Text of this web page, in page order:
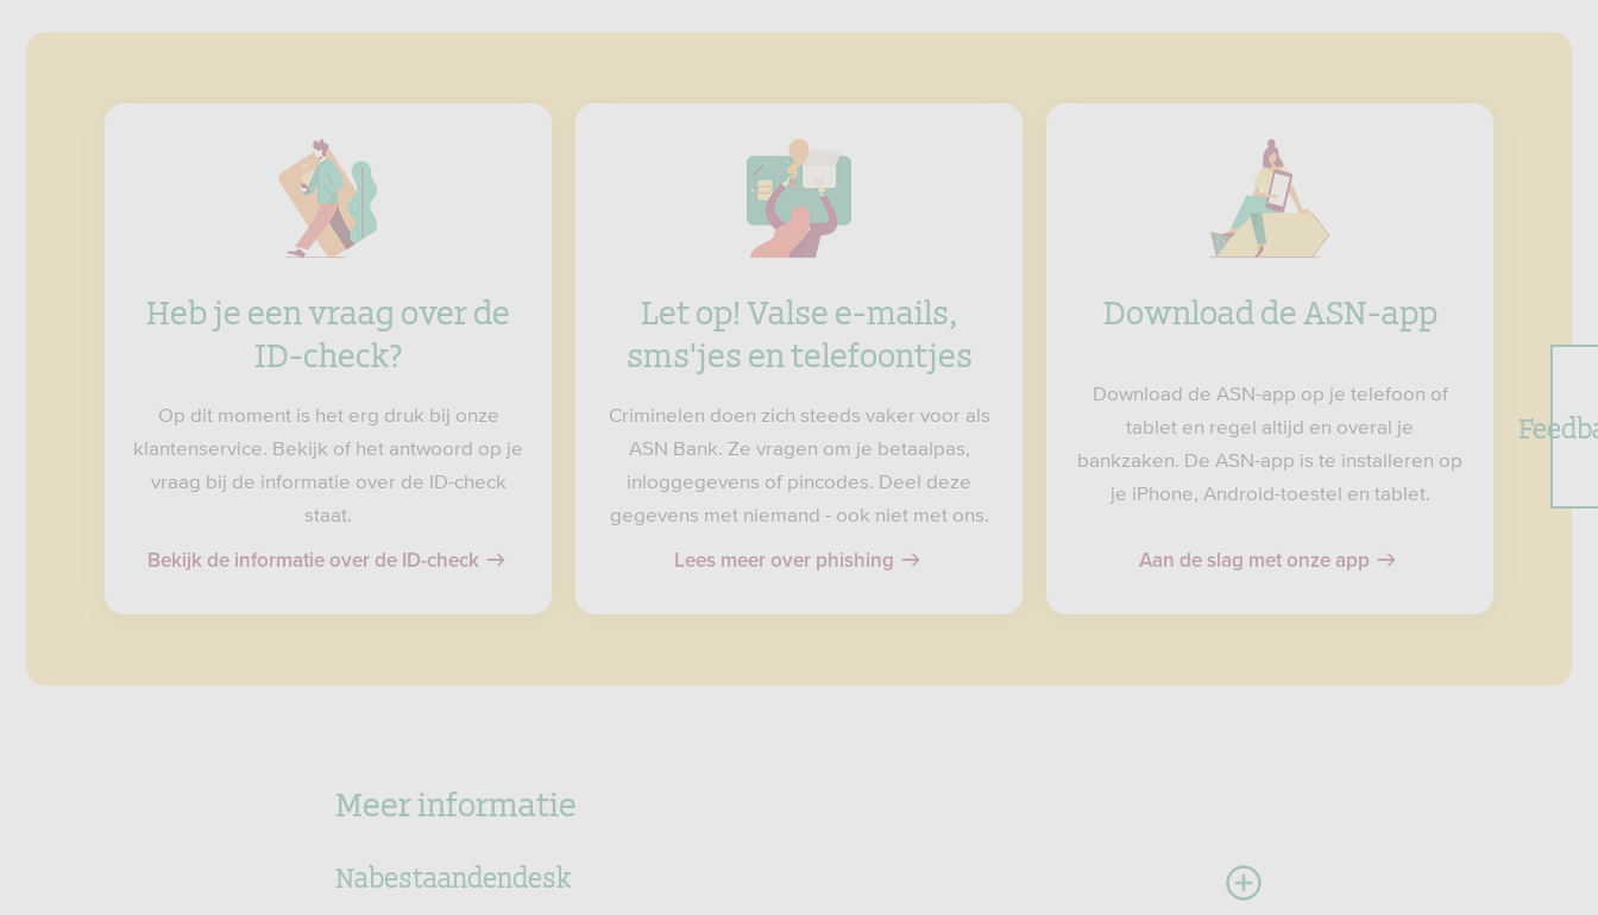
Heb je een vraag over de
ID-check?
Op dit moment is het erg druk bij onze
klantenservice. Bekijk of het antwoord op je
vraag bij de informatie over de ID-check
staat.
Bekijk de informatie over de ID-check
Let op! Valse e-mails,
sms'jes en telefoontjes
Criminelen doen zich steeds vaker voor als
ASN Bank. Ze vragen om je betaalpas,
inloggegevens of pincodes. Deel deze
gegevens met niemand - ook niet met ons.
Lees meer over phishing
Download de ASN-app
Download de ASN-app op je telefoon of
tablet en regel altijd en overal je
bankzaken. De ASN-app is te installeren op
je iPhone, Android-toestel en tablet.
Aan de slag met onze app
Meer informatie
Nabestaandendesk